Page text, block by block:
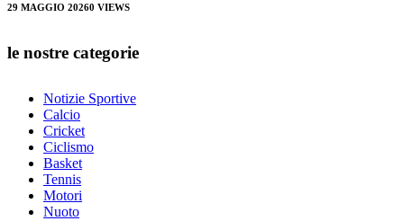
29 MAGGIO 20260 VIEWS
le nostre categorie
Notizie Sportive
Calcio
Cricket
Ciclismo
Basket
Tennis
Motori
Nuoto